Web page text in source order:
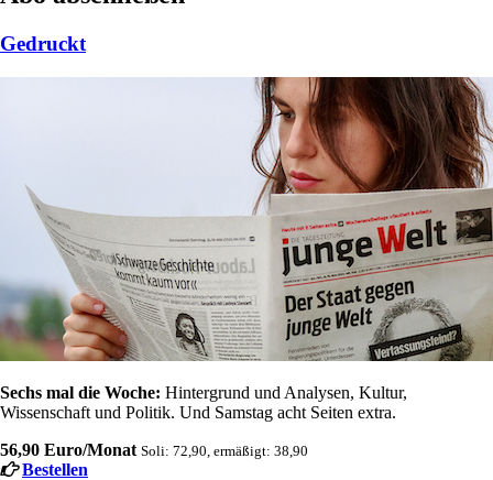
Gedruckt
Sechs mal die Woche: Hintergrund und Analysen, Kultur,
Wissenschaft und Politik. Und Samstag acht Seiten extra.
56,90 Euro/Monat Soli: 72,90, ermäßigt: 38,90
Bestellen